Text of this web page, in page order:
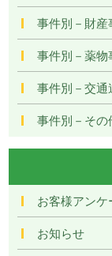
事件別－財産
事件別－薬物
事件別－交
事件別－その
お客様アン
お知らせ